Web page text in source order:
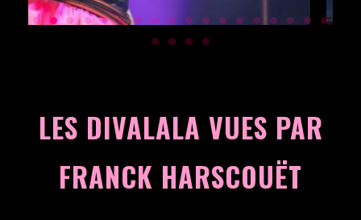
LES DIVALALA VUES PAR
FRANCK HARSCOUËT